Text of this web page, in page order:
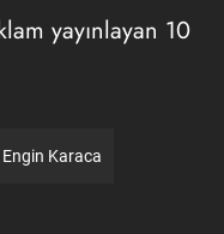
yayınlayan 10
Karaca